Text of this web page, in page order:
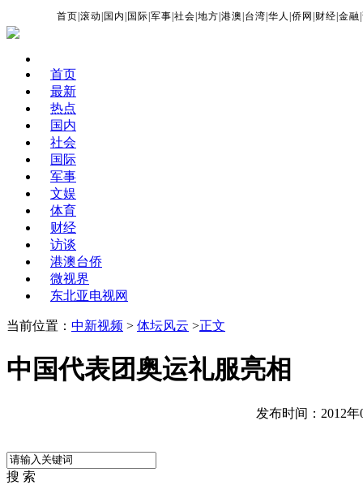
首页 |滚动 国内 国际 |军事 |社会 |地方 |港澳 台湾 |华人 |侨网 财经 |金融 |
首页
最新
热点
国内
社会
国际
军事
文娱
体育
财经
访谈
港澳台侨
微视界
东北亚电视网
当前位置： 中新视频 > 体坛风云 >正文
中国代表团奥运礼服亮相
发布时间：2012年
搜 索